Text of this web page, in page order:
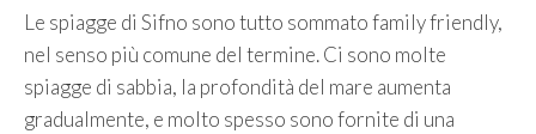
Le spiagge di Sifno sono tutto sommato family friendly,
nel senso più comune del termine. Ci sono molte
spiagge di sabbia, la profondità del mare aumenta
gradualmente, e molto spesso sono fornite di una